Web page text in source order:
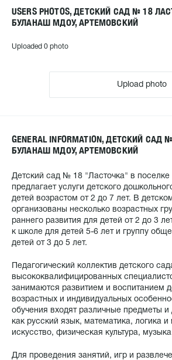
USERS PHOTOS, ДЕТСКИЙ САД № 18
БУЛАНАШ МДОУ, АРТЕМОВСКИЙ
Uploaded 0 photo
Upload photo
GENERAL INFORMATION, ДЕТСКИЙ
БУЛАНАШ МДОУ, АРТЕМОВСКИЙ
Детский сад № 18 "Ласточка" в
предлагает услуги детского
детей возрастом от 2 до 7 лет. В
организованы несколько возрастных
раннего развития для детей от 2 до 3
к школе для детей 5-6 лет и группу
детей от 3 до 5 лет.
Педагогический коллектив детского
высококвалифицированных
занимаются развитием и воспитанием
возрастных и индивидуальных
обучения входят различные предметы
как русский язык, математика, логика
искусство, физическая культура,
Для проведения занятий, игр и